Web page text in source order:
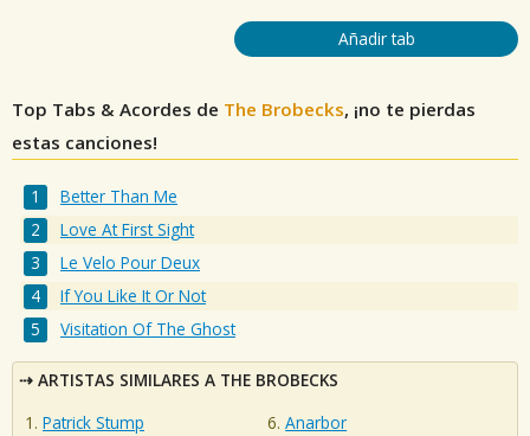
Añadir tab
Top Tabs & Acordes de The Brobecks, ¡no te pierdas
estas canciones!
Better Than Me
Love At First Sight
Le Velo Pour Deux
If You Like It Or Not
Visitation Of The Ghost
ARTISTAS SIMILARES A THE BROBECKS
Patrick Stump
Anarbor